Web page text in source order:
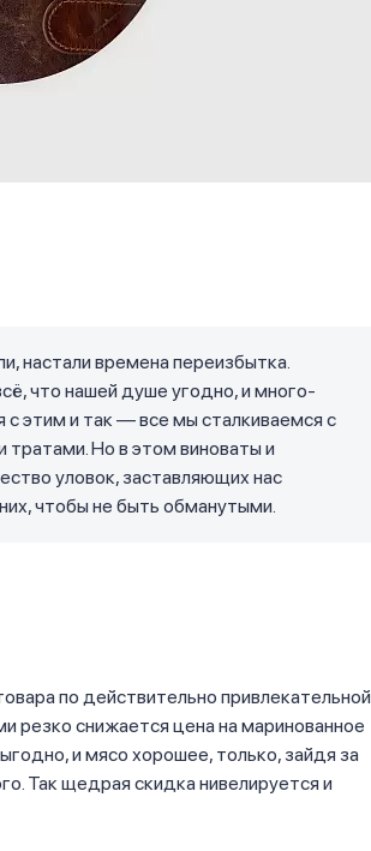
настали времена переизбытка.
что нашей душе угодно, и много-
этим и так — все мы сталкиваемся с
Но в этом виноваты и
уловок, заставляющих нас
чтобы не быть обманутыми.
по действительно привлекательной
резко снижается цена на маринованное
и мясо хорошее, только, зайдя за
Так щедрая скидка нивелируется и